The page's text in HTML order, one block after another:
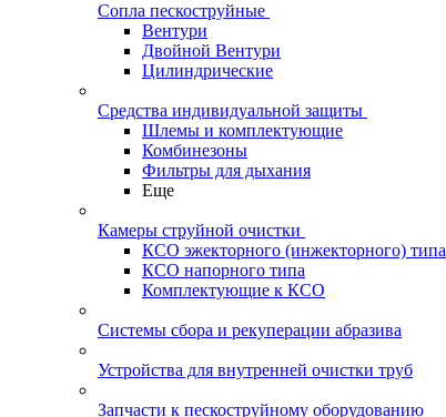
Сопла пескоструйные
Вентури
Двойной Вентури
Цилиндрические
Средства индивидуальной защиты
Шлемы и комплектующие
Комбинезоны
Фильтры для дыхания
Еще
Камеры струйной очистки
КСО эжекторного (инжекторного) типа
КСО напорного типа
Комплектующие к КСО
Системы сбора и рекуперации абразива
Устройства для внутренней очистки труб
Запчасти к пескоструйному оборудованию